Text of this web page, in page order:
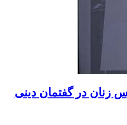
زنان در گفتمان دینی